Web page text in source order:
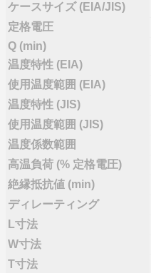
ケースサイズ (EIA/JIS)
定格電圧
Q (min)
温度特性 (EIA)
使用温度範囲 (EIA)
温度特性 (JIS)
使用温度範囲 (JIS)
温度係数範囲
高温負荷 (% 定格電圧)
絶縁抵抗値 (min)
ディレーティング
L寸法
W寸法
T寸法